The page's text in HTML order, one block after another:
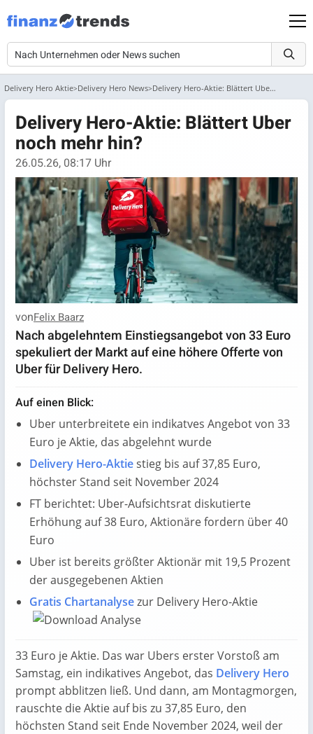
Delivery Hero Aktie Delivery Hero News Delivery Hero-Aktie: Blättert Uber noch mehr hin?
Delivery Hero-Aktie: Blättert Uber
noch mehr hin?
26.05.26, 08:17 Uhr
vonFelix Baarz
Nach abgelehntem Einstiegsangebot von 33 Euro
spekuliert der Markt auf eine höhere Offerte von
Uber für Delivery Hero.
Auf einen Blick:
Uber unterbreitete ein indikatves Angebot von 33
Euro je Aktie, das abgelehnt wurde
Delivery Hero-Aktiestieg bis auf 37,85 Euro,
höchster Stand seit November 2024
FT berichtet: Uber-Aufsichtsrat diskutierte
Erhöhung auf 38 Euro, Aktionäre fordern über 40
Euro
Uber ist bereits größter Aktionär mit 19,5 Prozent
der ausgegebenen Aktien
Gratis Chartanalysezur Delivery Hero-Aktie
33 Euro je Aktie. Das war Ubers erster Vorstoß am
Samstag, ein indikatives Angebot, das Delivery Hero
prompt abblitzen ließ. Und dann, am Montagmorgen,
rauschte die Aktie auf bis zu 37,85 Euro, den
höchsten Stand seit Ende November 2024, weil der